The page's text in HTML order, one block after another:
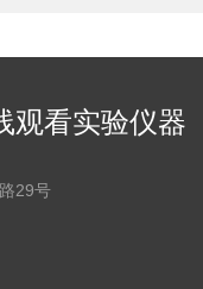
观看实验仪器
29号